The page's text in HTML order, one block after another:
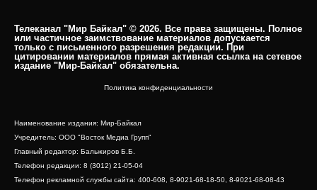
Телеканал "Мир Байкал" © 2026. Все права защищены. Полное
или частичное заимствование материалов допускается
только с письменного разрешения редакции. При
цитировании материалов прямая активная ссылка на сетевое
издание "Мир-Байкал" обязательна.​
Политика конфиденциальности
Наименование издания: Мир-Байкал
Учредитель: ООО "Восток Медиа Групп"
Главный редактор: Бальжиров Б.Б.
Телефон редакции: 8 (3012) 21-05-04
Телефон рекламной службы сайта: 400-608, 8-9021-68-18-50, 8-9021-68-08-43